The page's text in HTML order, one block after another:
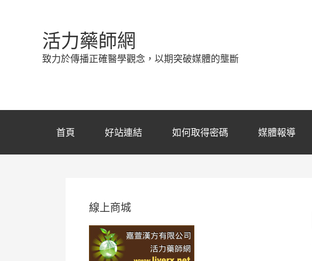
活力藥師網
致力於傳播正確醫學觀念，以期突破媒體的壟斷
首頁 好站連結 如何取得密碼 媒體報導
線上商城